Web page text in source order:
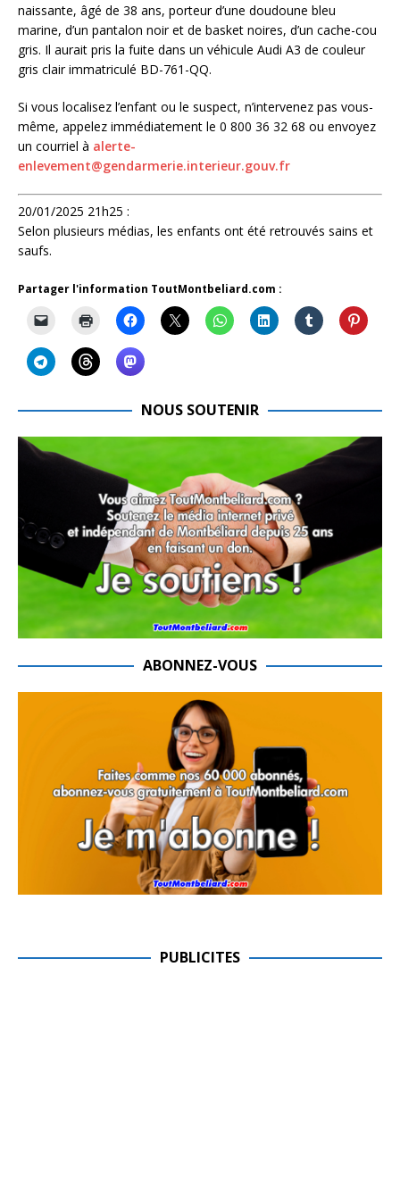
naissante, âgé de 38 ans, porteur d’une doudoune bleu
marine, d’un pantalon noir et de basket noires, d’un cache-cou
gris. Il aurait pris la fuite dans un véhicule Audi A3 de couleur
gris clair immatriculé BD-761-QQ.
Si vous localisez l’enfant ou le suspect, n’intervenez pas vous-
même, appelez immédiatement le 0 800 36 32 68 ou envoyez
un courriel à alerte-
enlevement@gendarmerie.interieur.gouv.fr
20/01/2025 21h25 :
Selon plusieurs médias, les enfants ont été retrouvés sains et
saufs.
Partager l'information ToutMontbeliard.com :
NOUS SOUTENIR
ABONNEZ-VOUS
PUBLICITES